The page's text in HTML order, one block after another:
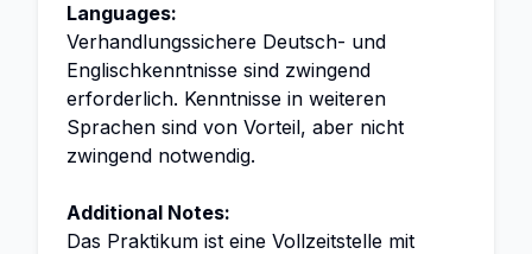
Languages:
Verhandlungssichere Deutsch- und
Englischkenntnisse sind zwingend
erforderlich. Kenntnisse in weiteren
Sprachen sind von Vorteil, aber nicht
zwingend notwendig.
Additional Notes:
Das Praktikum ist eine Vollzeitstelle mit